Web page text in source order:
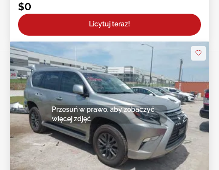
$0
Licytuj teraz!
Przesuń w prawo, aby zobaczyć
więcej zdjęć